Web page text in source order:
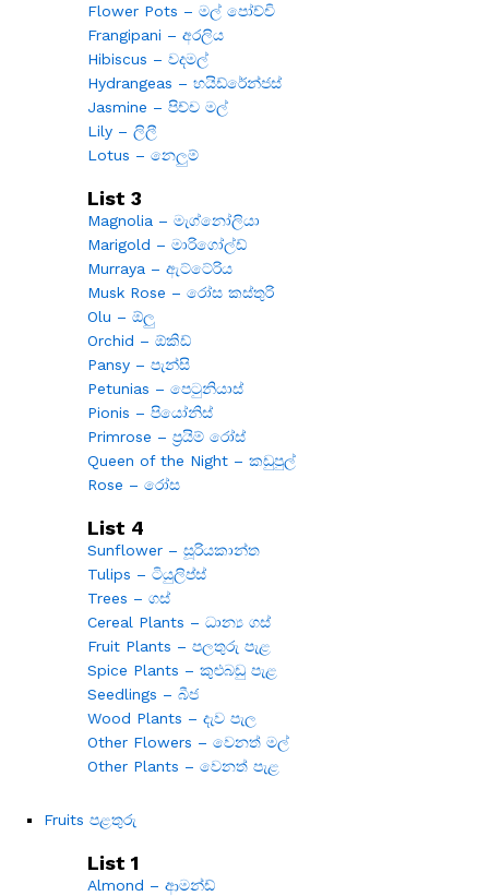
Flower Pots – මල් පෝච්චි
Frangipani – අරලිය
Hibiscus – වදමල්
Hydrangeas – හයිඩ්රේන්ජස්
Jasmine – පිච්ච මල්
Lily – ලිලී
Lotus – නෙලුම්
List 3
Magnolia – මැග්නෝලියා
Marigold – මාරිගෝල්ඩ්
Murraya – ඇට්ටේරිය
Musk Rose – රෝස කස්තුරි
Olu – ඕලු
Orchid – ඕකිඩ්
Pansy – පැන්සි
Petunias – පෙටුනියාස්
Pionis – පියෝනිස්
Primrose – ප්‍රයිම් රෝස්
Queen of the Night – කඩුපුල්
Rose – රෝස
List 4
Sunflower – සූරියකාන්ත
Tulips – ටියුලිප්ස්
Trees – ගස්
Cereal Plants – ධාන්‍ය ගස්
Fruit Plants – පලතුරු පැළ
Spice Plants – කුළුබඩු පැළ
Seedlings – බීජ
Wood Plants – දැව පැල
Other Flowers – වෙනත් මල්
Other Plants – වෙනත් පැළ
Fruits පළතුරු
List 1
Almond – ආමන්ඩ්